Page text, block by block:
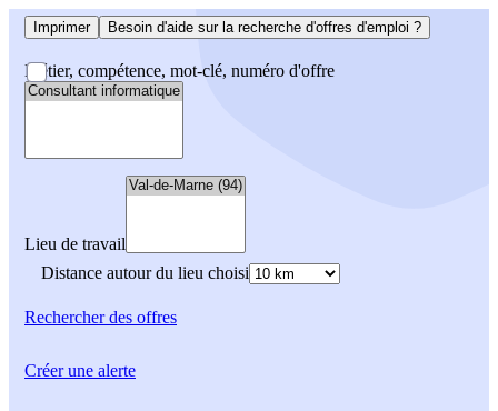
Imprimer Besoin d'aide sur la recherche d'offres d'emploi ?
Métier, compétence, mot-clé, numéro d'offre
Lieu de travail
Distance autour du lieu choisi
Rechercherdes offres
Créer une alerte